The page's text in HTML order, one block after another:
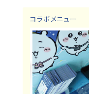
コラボメニュー